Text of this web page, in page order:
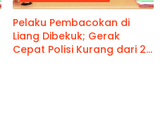
Pelaku Pembacokan di
Liang Dibekuk; Gerak
Cepat Polisi Kurang dari 24